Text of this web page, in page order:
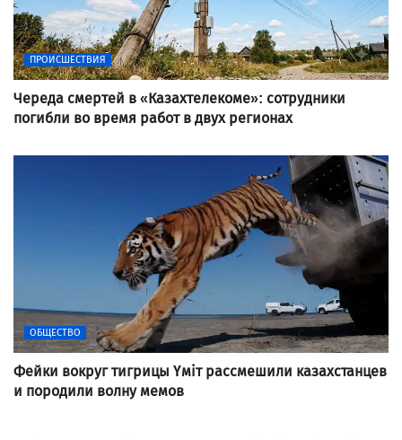
ПРОИСШЕСТВИЯ
Череда смертей в «Казахтелекоме»: сотрудники
погибли во время работ в двух регионах
ОБЩЕСТВО
Фейки вокруг тигрицы Үміт рассмешили казахстанцев
и породили волну мемов